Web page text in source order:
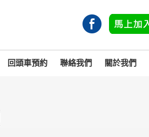
回頭車預約 聯絡我們 關於我們